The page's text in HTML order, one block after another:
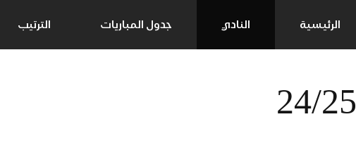
الرئيسية النادي جدول المباريات الترتيب